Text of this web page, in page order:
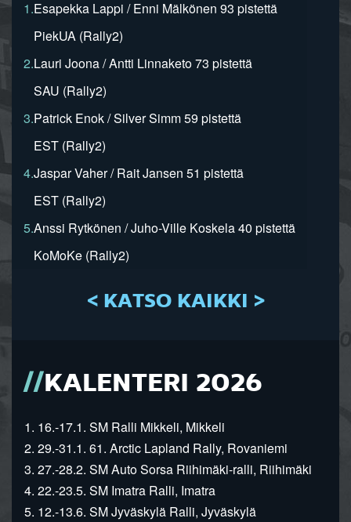
1.Esapekka Lappi / Enni Mälkönen 93 pistettä
PiekUA (Rally2)
2.Lauri Joona / Antti Linnaketo 73 pistettä
SAU (Rally2)
3.Patrick Enok / Silver Simm 59 pistettä
EST (Rally2)
4.Jaspar Vaher / Rait Jansen 51 pistettä
EST (Rally2)
5.Anssi Rytkönen / Juho-Ville Koskela 40 pistettä
KoMoKe (Rally2)
< KATSO KAIKKI >
KALENTERI 2026
1. 16.-17.1. SM Ralli Mikkeli, Mikkeli
2. 29.-31.1. 61. Arctic Lapland Rally, Rovaniemi
3. 27.-28.2. SM Auto Sorsa Riihimäki-ralli, Riihimäki
4. 22.-23.5. SM Imatra Ralli, Imatra
5. 12.-13.6. SM Jyväskylä Ralli, Jyväskylä